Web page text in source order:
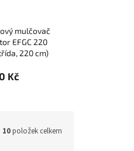
mulčovač
EFGC 220
220 cm)
Kč
10položek celkem